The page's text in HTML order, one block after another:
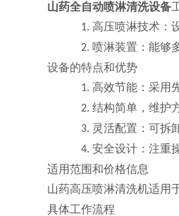
山药全自动喷淋清洗设备
1. 高压喷淋技术 ：
2. 喷淋装置 ：能够
设备的特点和优势
1. 高效节能 ：采用
2. 结构简单，维护
3. 灵活配置 ：可拆
4. 安全设计 ：注重
适用范围和价格信息
山药高压喷淋清洗机适用
具体工作流程